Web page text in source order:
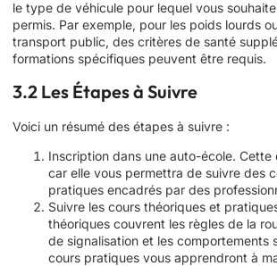
le type de véhicule pour lequel vous
permis. Par exemple, pour les poids lourds
transport public, des critères de santé
formations spécifiques peuvent être requis.
3.2 Les Étapes à Suivre
Voici un résumé des étapes à suivre :
Inscription dans une auto-école.
car elle vous permettra de suivre des
pratiques encadrés par des
Suivre les cours théoriques et
théoriques couvrent les règles de la
de signalisation et les comportements
cours pratiques vous apprendront à